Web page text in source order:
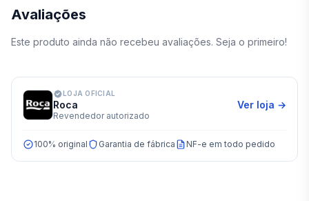
Avaliações
Este produto ainda não recebeu avaliações. Seja o primeiro!
LOJA OFICIAL
Roca
Revendedor autorizado
Ver loja →
100% original Garantia de fábrica NF-e em todo pedido